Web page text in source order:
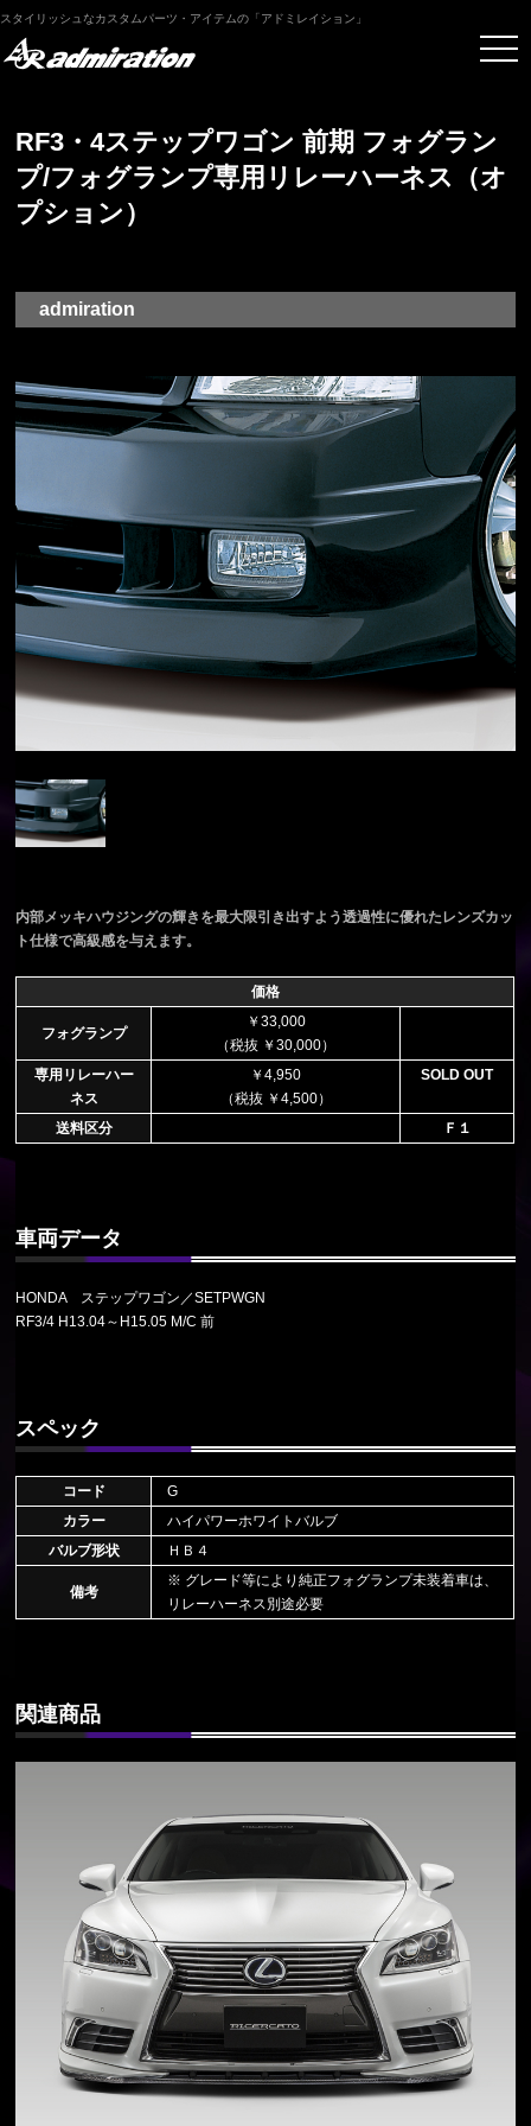
スタイリッシュなカスタムパーツ・アイテムの「アドミレイション」
RF3・4ステップワゴン 前期 フォグラン
プ/フォグランプ専用リレーハーネス（オ
プション）
admiration
内部メッキハウジングの輝きを最大限引き出すよう透過性に優れたレンズカッ
ト仕様で高級感を与えます。
価格
フォグランプ
￥33,000
（税抜 ￥30,000）
専用リレーハー
ネス
￥4,950
（税抜 ￥4,500）
SOLD OUT
送料区分 Ｆ１
車両データ
HONDA ステップワゴン／SETPWGN
RF3/4 H13.04～H15.05 M/C 前
スペック
コード
G
カラー
ハイパワーホワイトバルブ
バルブ形状
ＨＢ４
備考
※ グレード等により純正フォグランプ未装着車は、
リレーハーネス別途必要
関連商品